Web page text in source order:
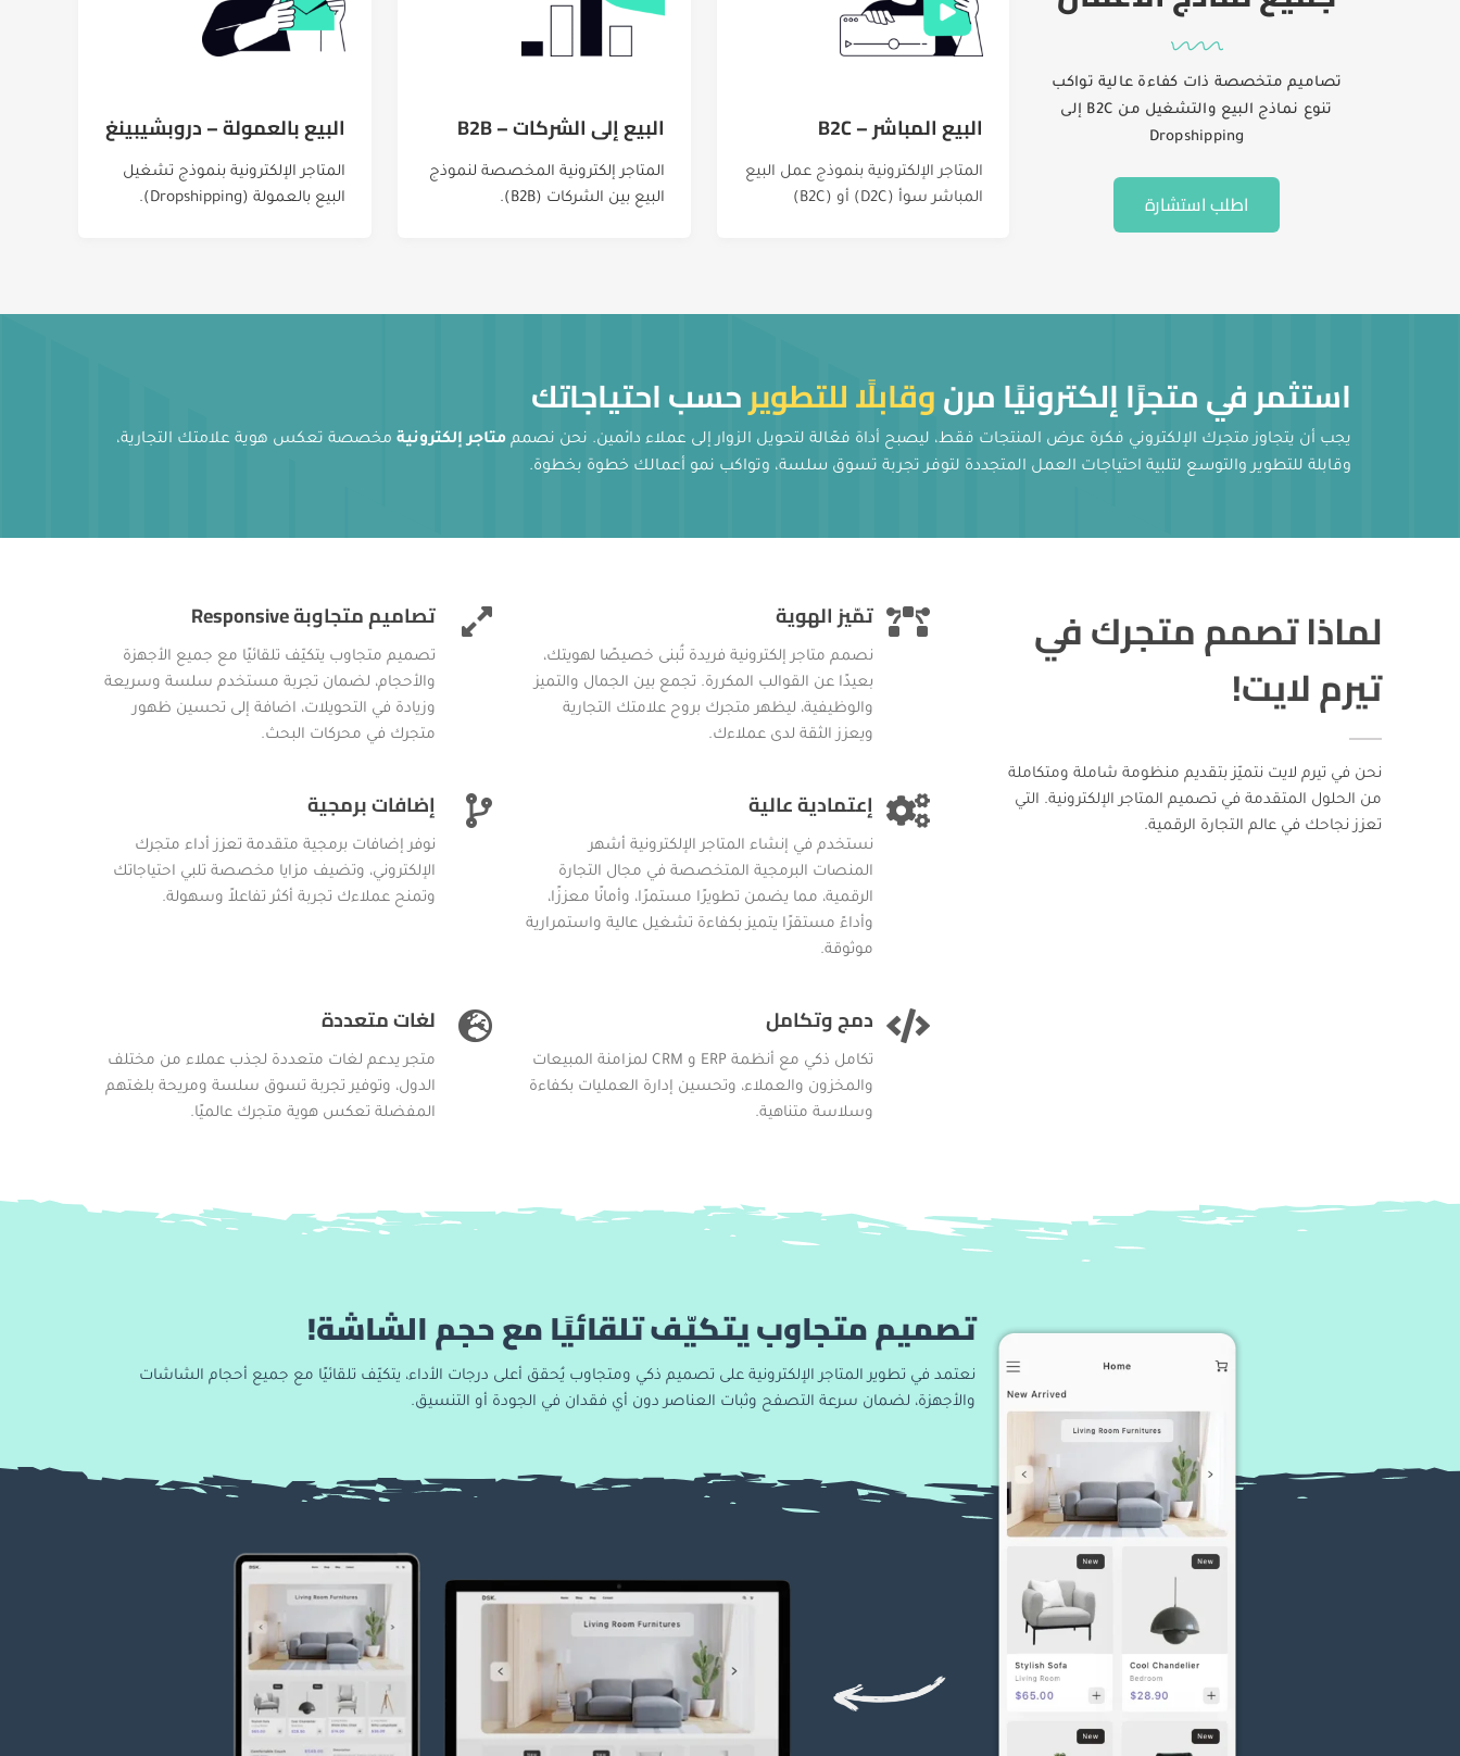
تصاميم متخصصة ذات كفاءة عالية تواكب
تنوع نماذج البيع والتشغيل من B2C إلى
Dropshipping
اطلب استشارة
البيع المباشر – B2C
المتاجر الإلكترونية بنموذج عمل البيع
المباشر سوأ (D2C) أو (B2C)
البيع إلى الشركات – B2B
المتاجر إلكترونية المخصصة لنموذج
البيع بين الشركات (B2B).
البيع بالعمولة – دروبشيبينغ
المتاجر الإلكترونية بنموذج تشغيل
البيع بالعمولة (Dropshipping).
استثمر في متجرًا إلكترونيًا مرنوقابلًا للتطويرحسب احتياجاتك
يجب أن يتجاوز متجرك الإلكتروني فكرة عرض المنتجات فقط، ليصبح أداة فعّالة لتحويل الزوار إلى عملاء دائمين. نحن نصمم متاجر إلكترونيةمخصصة تعكس هوية علامتك التجارية،
وقابلة للتطوير والتوسع لتلبية احتياجات العمل المتجددة لتوفر تجربة تسوق سلسة، وتواكب نمو أعمالك خطوة بخطوة.
لماذا تصمم متجرك في
تيرم لايت!
نحن في تيرم لايت نتميّز بتقديم منظومة شاملة ومتكاملة
من الحلول المتقدمة في تصميم المتاجر الإلكترونية. التي
تعزز نجاحك في عالم التجارة الرقمية.
تمّيز الهوية
نصمم متاجر إلكترونية فريدة تُبنى خصيصًا لهويتك،
بعيدًا عن القوالب المكررة. تجمع بين الجمال والتميز
والوظيفية، ليظهر متجرك بروح علامتك التجارية
ويعزز الثقة لدى عملاءك.
تصاميم متجاوبة Responsive
تصميم متجاوب يتكيّف تلقائيًا مع جميع الأجهزة
والأحجام، لضمان تجربة مستخدم سلسة وسريعة
وزيادة في التحويلات، اضافة إلى تحسين ظهور
متجرك في محركات البحث.
إعتمادية عالية
نستخدم في إنشاء المتاجر الإلكترونية أشهر
المنصات البرمجية المتخصصة في مجال التجارة
الرقمية، مما يضمن تطويرًا مستمرًا، وأمانًا معززًا،
وأداءً مستقرًا يتميز بكفاءة تشغيل عالية واستمرارية
موثوقة.
إضافات برمجية
نوفر إضافات برمجية متقدمة تعزز أداء متجرك
الإلكتروني، وتضيف مزايا مخصصة تلبي احتياجاتك
وتمنح عملاءك تجربة أكثر تفاعلاً وسهولة.
دمج وتكامل
تكامل ذكي مع أنظمة ERP و CRM لمزامنة المبيعات
والمخزون والعملاء، وتحسين إدارة العمليات بكفاءة
وسلاسة متناهية.
لغات متعددة
متجر يدعم لغات متعددة لجذب عملاء من مختلف
الدول، وتوفير تجربة تسوق سلسة ومريحة بلغتهم
المفضلة تعكس هوية متجرك عالميًا.
تصميم متجاوب يتكيّف تلقائيًا مع حجم الشاشة!
نعتمد في تطوير المتاجر الإلكترونية على تصميم ذكي ومتجاوب يُحقق أعلى درجات الأداء، يتكيّف تلقائيًا مع جميع أحجام الشاشات
والأجهزة، لضمان سرعة التصفح وثبات العناصر دون أي فقدان في الجودة أو التنسيق.